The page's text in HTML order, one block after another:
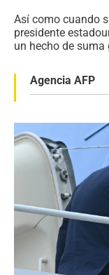
Así como cuando
presidente
un hecho de suma
Agencia AFP